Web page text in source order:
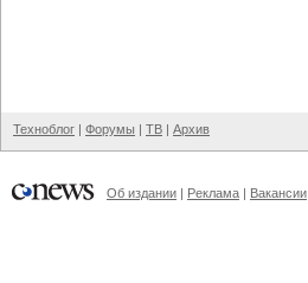
Техноблог | Форумы | ТВ | Архив
Об издании | Реклама | Вакансии